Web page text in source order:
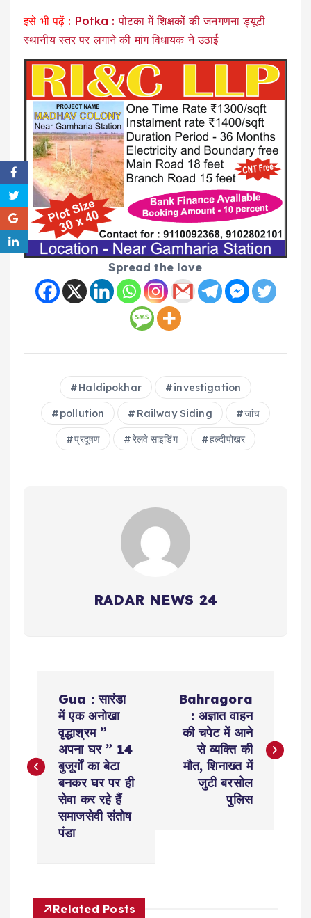
इसे भी पढ़ें : Potka : पोटका में शिक्षकों की जनगणना ड्यूटी
स्थानीय स्तर पर लगाने की मांग विधायक ने उठाई
Spread the love
Haldipokhar investigation
pollution Railway Siding जांच
प्रदूषण रेलवे साइडिंग हल्दीपोखर
RADAR NEWS 24
s
v
Gua : सारंडा
में एक अनोखा
वृद्धाश्रम ”
अपना घर ” 14
बुजूर्गों का बेटा
बनकर घर पर ही
सेवा कर रहे हैं
समाजसेवी संतोष
पंडा
Bahragora
: अज्ञात वाहन
की चपेट में आने
से व्यक्ति की
मौत, शिनाख्त में
जुटी बरसोल
पुलिस
Related Posts